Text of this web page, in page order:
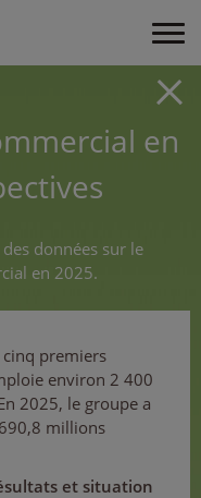
en
données sur le
en 2025.
cinq premiers
environ 2 400
2025, le groupe a
millions
et situation